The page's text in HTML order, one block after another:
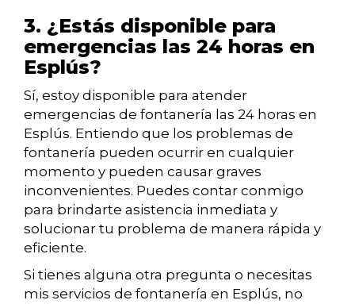
3. ¿Estás disponible para
emergencias las 24 horas en
Esplús?
Sí, estoy disponible para atender
emergencias de fontanería las 24 horas en
Esplús. Entiendo que los problemas de
fontanería pueden ocurrir en cualquier
momento y pueden causar graves
inconvenientes. Puedes contar conmigo
para brindarte asistencia inmediata y
solucionar tu problema de manera rápida y
eficiente.
Si tienes alguna otra pregunta o necesitas
mis servicios de fontanería en Esplús, no